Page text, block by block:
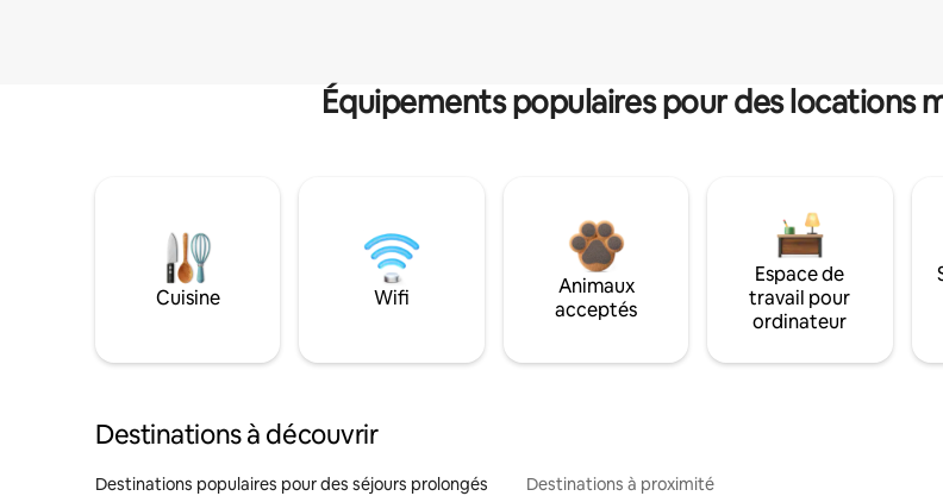
Équipements populaires pour des locations
Cuisine Wifi
Animaux
acceptés
Espace de
travail pour
ordinateur
Destinations à découvrir
Destinations populaires pour des séjours prolongés Destinations à proximité